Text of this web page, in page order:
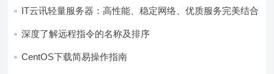
IT云讯轻量服务器：高性能、稳定网络、优质服务完美结合
深度了解远程指令的名称及排序
CentOS下载简易操作指南